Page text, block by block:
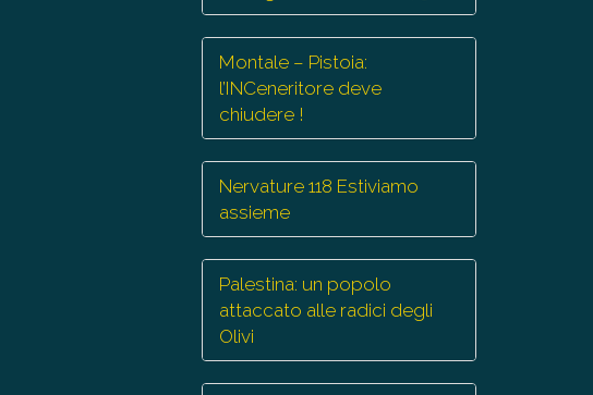
Montale – Pistoia:
l’INCeneritore deve
chiudere !
Nervature 118 Estiviamo
assieme
Palestina: un popolo
attaccato alle radici degli
Olivi